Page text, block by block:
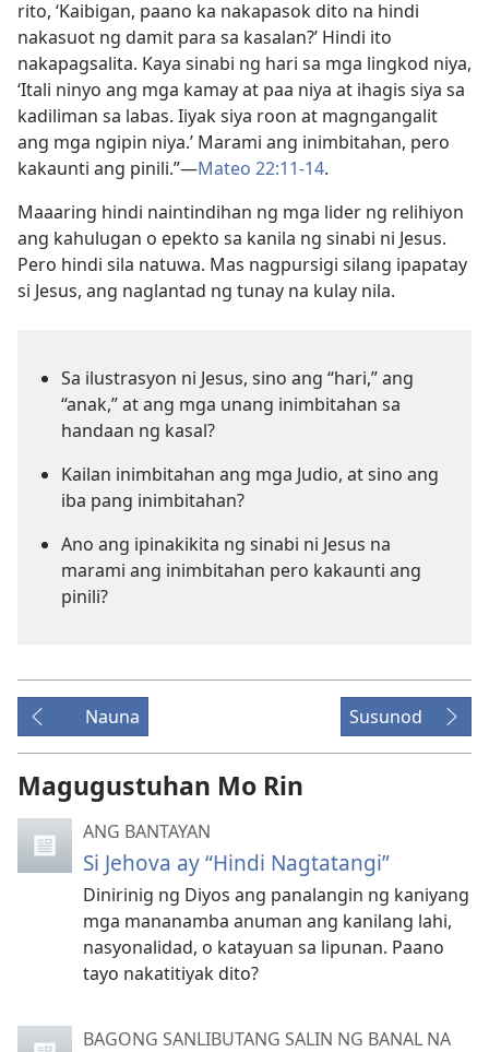
rito, ‘Kaibigan, paano ka nakapasok dito na hindi
nakasuot ng damit para sa kasalan?’ Hindi ito
nakapagsalita. Kaya sinabi ng hari sa mga lingkod niya,
‘Itali ninyo ang mga kamay at paa niya at ihagis siya sa
kadiliman sa labas. Iiyak siya roon at magngangalit
ang mga ngipin niya.’ Marami ang inimbitahan, pero
kakaunti ang pinili.”—Mateo 22:11-14.
Maaaring hindi naintindihan ng mga lider ng relihiyon
ang kahulugan o epekto sa kanila ng sinabi ni Jesus.
Pero hindi sila natuwa. Mas nagpursigi silang ipapatay
si Jesus, ang naglantad ng tunay na kulay nila.
Sa ilustrasyon ni Jesus, sino ang “hari,” ang
“anak,” at ang mga unang inimbitahan sa
handaan ng kasal?
Kailan inimbitahan ang mga Judio, at sino ang
iba pang inimbitahan?
Ano ang ipinakikita ng sinabi ni Jesus na
marami ang inimbitahan pero kakaunti ang
pinili?
Nauna Susunod
Magugustuhan Mo Rin
ANG BANTAYAN
Si Jehova ay “Hindi Nagtatangi”
Dinirinig ng Diyos ang panalangin ng kaniyang
mga mananamba anuman ang kanilang lahi,
nasyonalidad, o katayuan sa lipunan. Paano
tayo nakatitiyak dito?
BAGONG SANLIBUTANG SALIN NG BANAL NA